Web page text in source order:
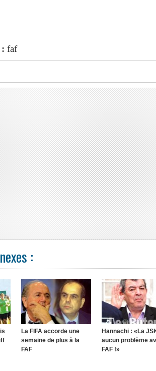
faf
:
La FIFA accorde une
semaine de plus à la
FAF
Hannachi : «La
aucun problème
FAF !»